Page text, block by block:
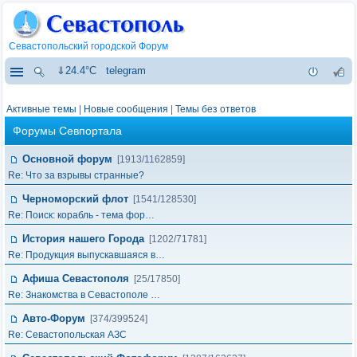
Севастопольский городской Форум
⇓24.4°C telegram
Активные темы Новые сообщения Темы без ответов
Форумы Севпортала
Основной форум
[1913/1162859]
Re: Что за взрывы странные?
Черноморский флот [1541/128530]
Re: Поиск: корабль - тема фор…
История нашего Города [1202/71781]
Re: Продукция выпускавшаяся в…
Афиша Севастополя
[25/17850]
Re: Знакомства в Севастополе …
Авто-Форум
[374/399524]
Re: Севастопольская АЗС